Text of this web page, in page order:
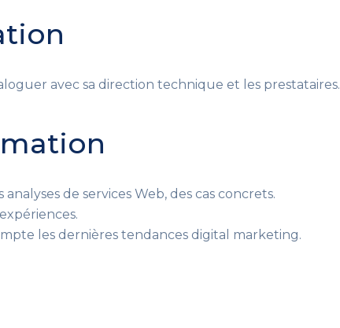
avec sa direction technique et les prestataires.
de services Web, des cas concrets.
les dernières tendances digital marketing.